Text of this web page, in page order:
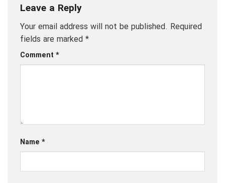
Leave a Reply
Your email address will not be published. Required
fields are marked *
Comment *
Name *